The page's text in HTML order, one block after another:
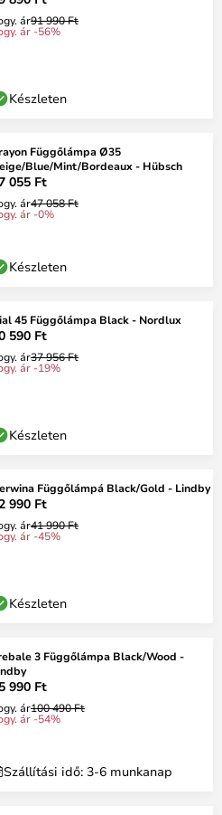
ár91 990 Ft
ár -56%
Készleten
Függőlámpa Ø35
Blue/Mint/Bordeaux - Hübsch
055 Ft
ár47 058 Ft
ár -0%
Készleten
45 Függőlámpa Black - Nordlux
590 Ft
ár37 956 Ft
ár -19%
Készleten
Függőlámpá Black/Gold - Lindby
990 Ft
ár41 990 Ft
ár -45%
Készleten
3 Függőlámpa Black/Wood -
990 Ft
ár100 490 Ft
ár -54%
Szállítási idő: 3-6 munkanap